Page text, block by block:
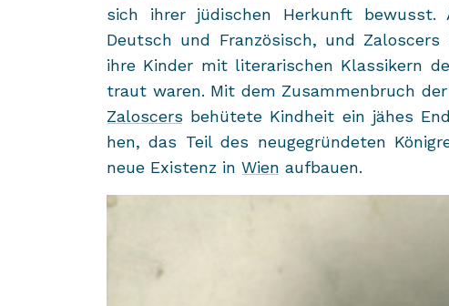
sich ihrer jü­di­schen Her­kunft be­wusst.
Deutsch und Fran­zö­sisch, und
ihre Kin­der mit li­te­ra­ri­schen Klas­si­kern
traut waren. Mit dem Zu­sam­men­bruch der
Za­lo­s­cers be­hü­te­te Kind­heit ein jähes
hen, das Teil des neu­ge­grün­de­ten
neue Exis­tenz in Wien auf­bau­en.